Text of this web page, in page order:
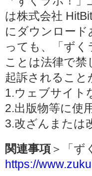
は株式会社
にダウンロー
っても、「ず
ことは法律で禁
起訴されること
1.ウェブサイト
2.出版物等に使
3.改ざんまたは
関連事項 ＞「ず
https://